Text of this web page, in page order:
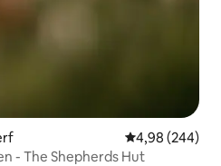
Gemiddelde
4,98 (244)
- The Shepherds Hut